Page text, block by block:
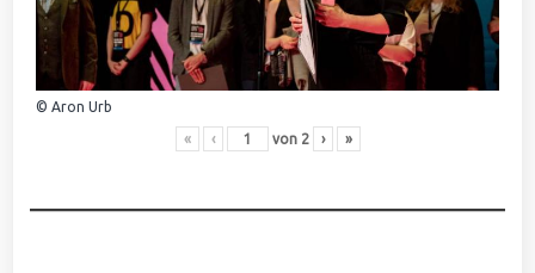
© Aron Urb
« ‹ von 2 › »